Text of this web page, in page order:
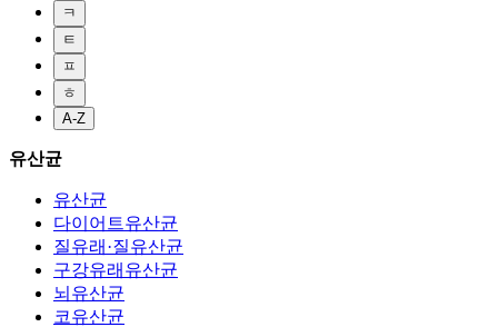
ㅋ
ㅌ
ㅍ
ㅎ
A-Z
유산균
유산균
다이어트유산균
질유래·질유산균
구강유래유산균
뇌유산균
코유산균